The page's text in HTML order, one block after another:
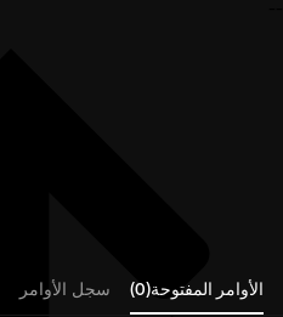
الأوامر المفتوحة(0) سجل الأوامر